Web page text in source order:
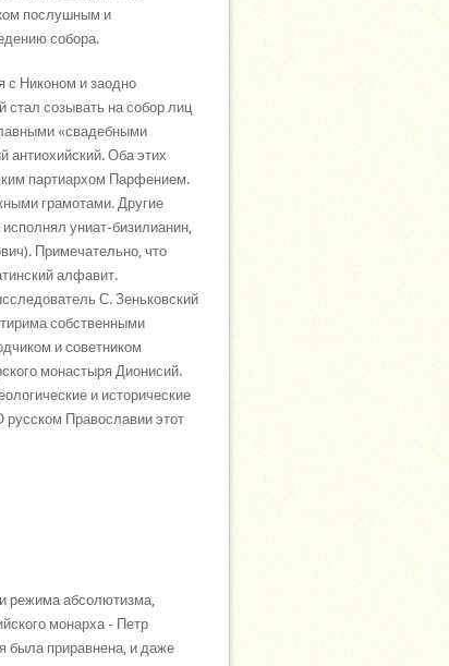
послушным и
собора.
с Никоном и заодно
созывать на собор лиц
«свадебными
антиохийский. Оба этих
партиархом Парфением.
грамотами. Другие
униат-бизилианин,
Примечательно, что
алфавит.
С. Зеньковский
собственными
и советником
монастыря Дионисий.
и исторические
русском Православии этот
режима абсолютизма,
монарха - Петр
была приравнена, и даже